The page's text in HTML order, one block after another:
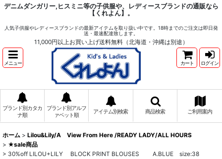
デニムダンガリー,ヒスミニ等の子供服や、レディースブランドの通販なら
【くれよん】。
人気子供服やレディースブランドの最新アイテムを取り扱い中です。18時までのご注文は即日発
送・最速配達致します。
11,000円以上お買い上げ送料無料（北海道・沖縄は別途）
メニュー カート ログイン
ブランド別カタカ
ナ順
ブランド別アルフ
ァベット順
アイテム別検索 商品検索 ご利用案内
ホーム > Lilou&Lily/A View From Here /READY LADY/ALL HOURS
> ★sale商品
> 30%off LILOU+LILY BLOCK PRINT BLOUSES A.BLUE size:38